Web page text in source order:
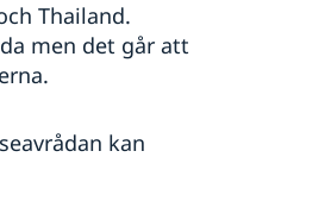
Thailand.
men det går att
kan